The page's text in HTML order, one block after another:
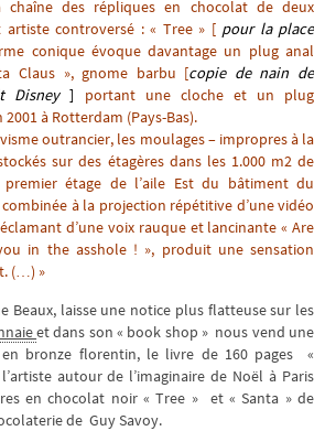
des répliques en chocolat de deux
controversé : « Tree » [ pour la place
conique évoque davantage un plug anal
Claus », gnome barbu [copie de nain de
Disney] portant une cloche et un plug
à Rotterdam (Pays-Bas).
outrancier, les moulages – impropres à la
sur des étagères dans les 1.000 m2 de
étage de l’aile Est du bâtiment du
combinée à la projection répétitive d’une vidéo
d’une voix rauque et lancinante « Are
in the asshole ! », produit une sensation
(…) »
Beaux, laisse une notice plus flatteuse sur les
et dans son « book shop » nous vend une
bronze florentin, le livre de 160 pages «
autour de l’imaginaire de Noël à Paris
en chocolat noir « Tree » et « Santa » de
de Guy Savoy.